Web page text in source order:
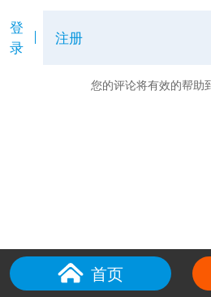
登
录
注册
您的评论将有效的帮助
首页